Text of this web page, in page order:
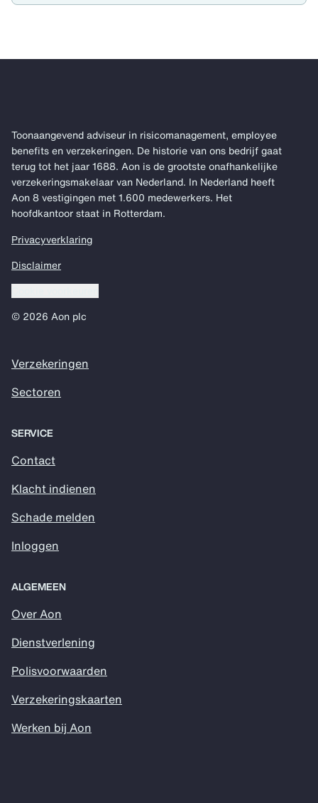
Toonaangevend adviseur in risicomanagement, employee
benefits en verzekeringen. De historie van ons bedrijf gaat
terug tot het jaar 1688. Aon is de grootste onafhankelijke
verzekeringsmakelaar van Nederland. In Nederland heeft
Aon 8 vestigingen met 1.600 medewerkers. Het
hoofdkantoor staat in Rotterdam.
Privacyverklaring
Disclaimer
© 2026 Aon plc
Verzekeringen
Sectoren
SERVICE
Contact
Klacht indienen
Schade melden
Inloggen
ALGEMEEN
Over Aon
Dienstverlening
Polisvoorwaarden
Verzekeringskaarten
Werken bij Aon